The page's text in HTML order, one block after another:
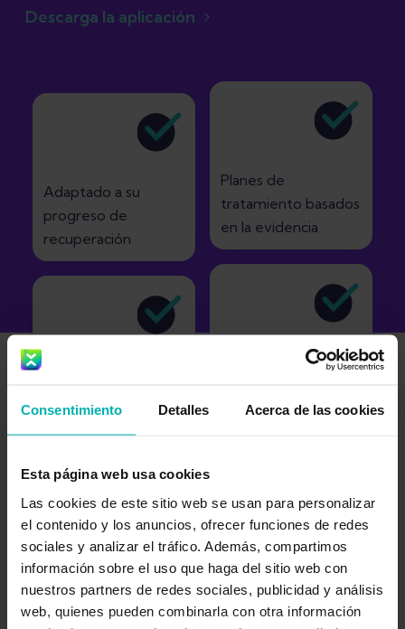
Consentimiento Detalles Acerca de las cookies
Esta página web usa cookies
Las cookies de este sitio web se usan para personalizar
el contenido y los anuncios, ofrecer funciones de redes
sociales y analizar el tráfico. Además, compartimos
información sobre el uso que haga del sitio web con
nuestros partners de redes sociales, publicidad y análisis
web, quienes pueden combinarla con otra información
Descarga la aplicación
Planes de
tratamiento basados
en la evidencia
semanas de trabajo
Disponible en inglés,
alemán, español y
francés
Adaptado a su
progreso de
recuperación
Revisado por
fisioterapeutas